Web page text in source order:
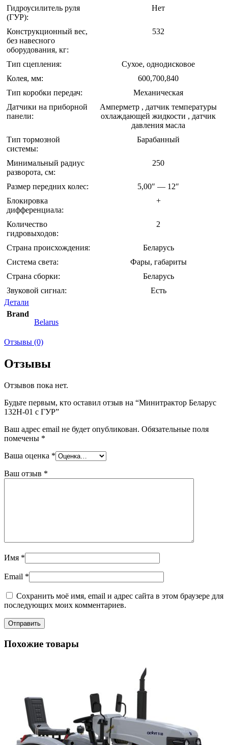
Гидроусилитель руля
(ГУР):
Нет
Конструкционный вес,
без навесного
оборудования, кг:
532
Тип сцепления:
Сухое, однодисковое
Колея, мм:
600,700,840
Тип коробки передач:
Механическая
Датчики на приборной
панели:
Амперметр , датчик температуры
охлаждающей жидкости , датчик
давления масла
Тип тормозной
системы:
Барабанный
Минимальный радиус
разворота, см:
250
Размер передних колес:
5,00″ — 12″
Блокировка
дифференциала:
+
Количество
гидровыходов:
2
Страна происхождения:
Беларусь
Система света:
Фары, габариты
Страна сборки:
Беларусь
Звуковой сигнал:
Есть
Детали
Brand
Belarus
Отзывы (0)
Отзывы
Отзывов пока нет.
Будьте первым, кто оставил отзыв на “Минитрактор Беларус
132Н-01 с ГУР”
Ваш адрес email не будет опубликован. Обязательные поля
помечены *
Ваша оценка *
Ваш отзыв *
Имя *
Email *
Сохранить моё имя, email и адрес сайта в этом браузере для
последующих моих комментариев.
Похожие товары